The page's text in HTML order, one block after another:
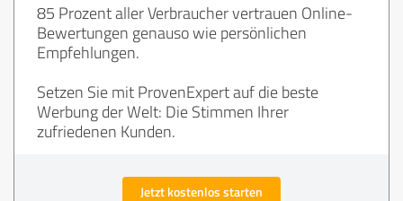
85 Prozent aller Verbraucher vertrauen Online-
Bewertungen genauso wie persönlichen
Empfehlungen.
Setzen Sie mit ProvenExpert auf die beste
Werbung der Welt: Die Stimmen Ihrer
zufriedenen Kunden.
Jetzt kostenlos starten